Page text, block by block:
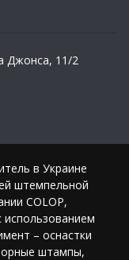
Джонса, 11/2
в Украине
штемпельной
COLOP,
– оснастки
штампы,